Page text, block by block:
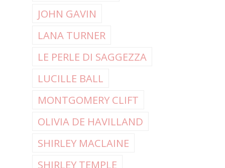
JOHN GAVIN
LANA TURNER
LE PERLE DI SAGGEZZA
LUCILLE BALL
MONTGOMERY CLIFT
OLIVIA DE HAVILLAND
SHIRLEY MACLAINE
SHIRLEY TEMPLE